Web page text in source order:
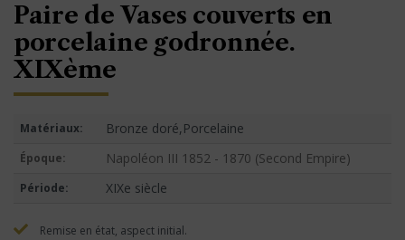
Paire de Vases couverts en
porcelaine godronnée.
XIXème
Matériaux: Bronze doré,Porcelaine
Époque: Napoléon III 1852 - 1870 (Second Empire)
Période: XIXe siècle
Remise en état, aspect initial.